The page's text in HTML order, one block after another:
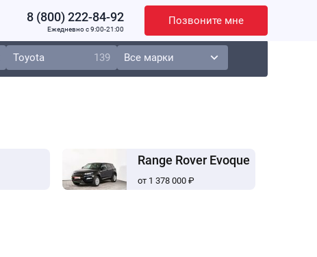
8 (800) 222-84-92
Ежедневно c 9:00-21:00
Позвоните мне
Toyota 139
Range Rover Evoque
от 1 378 000 ₽